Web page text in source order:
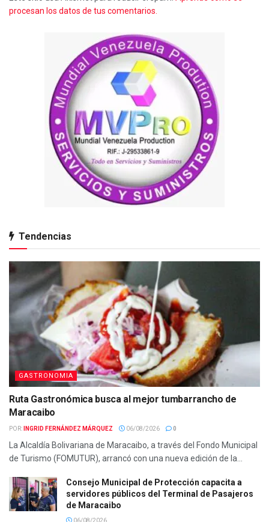
procesan los datos de tus comentarios.
Tendencias
GASTRONOMIA
Ruta Gastronómica busca al mejor tumbarrancho de
Maracaibo
POR: INGRID FERNÁNDEZ MÁRQUEZ 06/08/2026 0
La Alcaldía Bolivariana de Maracaibo, a través del Fondo Municipal
de Turismo (FOMUTUR), arrancó con una nueva edición de la...
Consejo Municipal de Protección capacita a
servidores públicos del Terminal de Pasajeros
de Maracaibo
06/08/2026